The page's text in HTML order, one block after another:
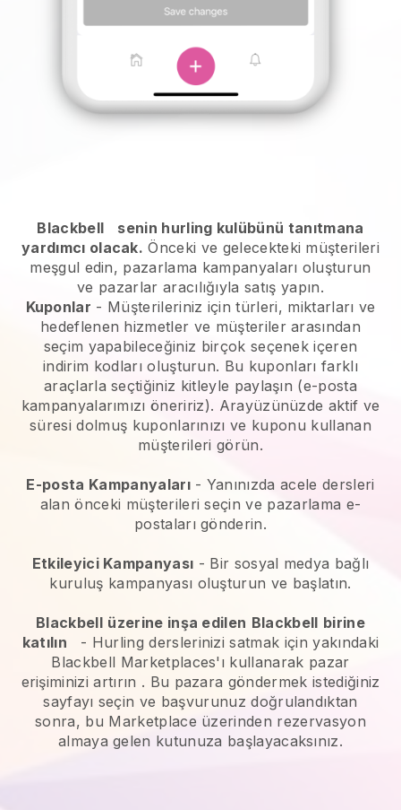
Blackbell
senin hurling kulübünü tanıtmana
yardımcı olacak. Önceki ve gelecekteki müşterileri
meşgul edin, pazarlama kampanyaları oluşturun
ve pazarlar aracılığıyla satış yapın.
Kuponlar - Müşterileriniz için türleri, miktarları ve
hedeflenen hizmetler ve müşteriler arasından
seçim yapabileceğiniz birçok seçenek içeren
indirim kodları oluşturun. Bu kuponları farklı
araçlarla seçtiğiniz kitleyle paylaşın (e-posta
kampanyalarımızı öneririz). Arayüzünüzde aktif ve
süresi dolmuş kuponlarınızı ve kuponu kullanan
müşterileri görün.
E-posta Kampanyaları- Yanınızda acele dersleri
alan önceki müşterileri seçin ve pazarlama e-
postaları gönderin.
Etkileyici Kampanyası - Bir sosyal medya bağlı
kuruluş kampanyası oluşturun ve başlatın.
Blackbell üzerine inşa edilen Blackbell birine
katılın
- Hurling derslerinizi satmak için yakındaki
Blackbell Marketplaces'ı kullanarak pazar
erişiminizi artırın . Bu pazara göndermek istediğiniz
sayfayı seçin ve başvurunuz doğrulandıktan
sonra, bu Marketplace üzerinden rezervasyon
almaya gelen kutunuza başlayacaksınız.